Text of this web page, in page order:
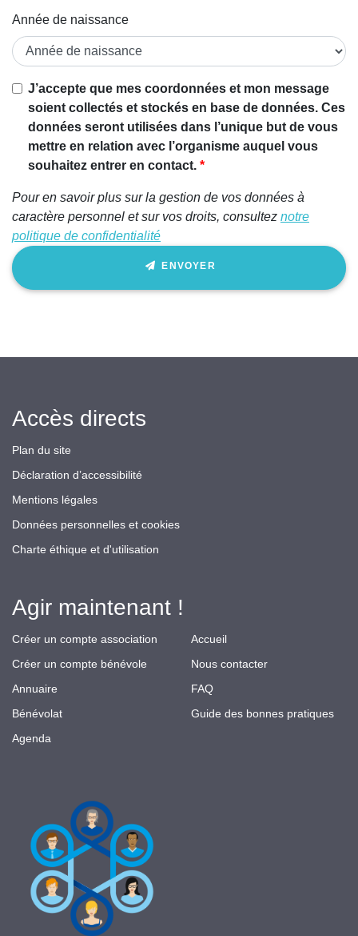
Année de naissance
J’accepte que mes coordonnées et mon message
soient collectés et stockés en base de données. Ces
données seront utilisées dans l’unique but de vous
mettre en relation avec l’organisme auquel vous
souhaitez entrer en contact.
Pour en savoir plus sur la gestion de vos données à
caractère personnel et sur vos droits, consultez notre
politique de confidentialité
ENVOYER
Accès directs
Plan du site
Déclaration d’accessibilité
Mentions légales
Données personnelles et cookies
Charte éthique et d'utilisation
Agir maintenant !
Créer un compte association
Créer un compte bénévole
Annuaire
Bénévolat
Agenda
Accueil
Nous contacter
FAQ
Guide des bonnes pratiques